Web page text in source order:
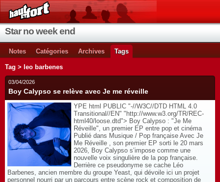
Star no week end
Notes Catégories Archives Tags
Tag > leo barbenes
03/04/2026
Boy Calypso se relève avec Je me réveille
YPE html PUBLIC "-//W3C//DTD HTML 4.0
Transitional//EN" "http://www.w3.org/TR/REC-
html40/loose.dtd"> Boy Calypso : "Je Me
Réveille", un premier EP entre pop et cinéma
Publié dans Musique / Pop française Avec Je
Me Réveille , son premier EP sorti le 20 mars
2026, Boy Calypso s’impose comme une
nouvelle voix singulière de la pop française.
Derrière ce pseudonyme se cache Léo
Barbenes, ancien membre du groupe Yeast, qui dévoile ici un projet
personnel nourri par un parcours entre scène rock et composition de